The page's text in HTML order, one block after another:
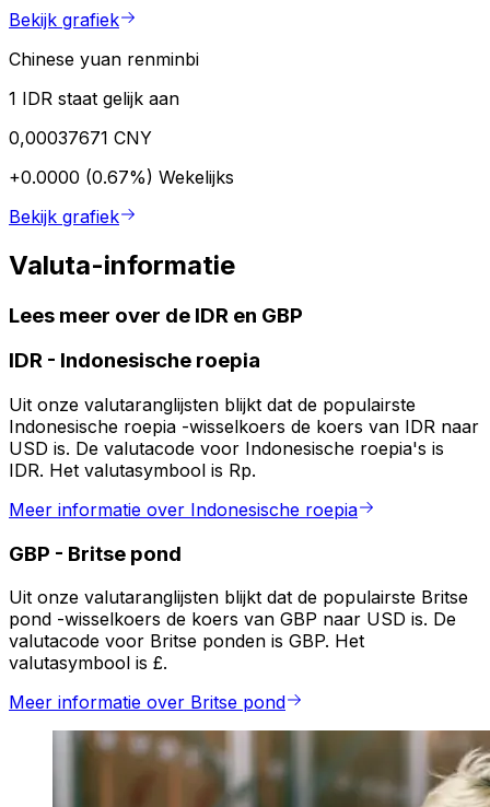
Bekijk grafiek
Chinese yuan renminbi
1 IDR staat gelijk aan
0,00037671 CNY
+0.0000 (0.67%) Wekelijks
Bekijk grafiek
Valuta-informatie
Lees meer over de IDR en GBP
IDR - Indonesische roepia
Uit onze valutaranglijsten blijkt dat de populairste
Indonesische roepia -wisselkoers de koers van IDR naar
USD is. De valutacode voor Indonesische roepia's is
IDR. Het valutasymbool is Rp.
Meer informatie over Indonesische roepia
GBP - Britse pond
Uit onze valutaranglijsten blijkt dat de populairste Britse
pond -wisselkoers de koers van GBP naar USD is. De
valutacode voor Britse ponden is GBP. Het
valutasymbool is £.
Meer informatie over Britse pond